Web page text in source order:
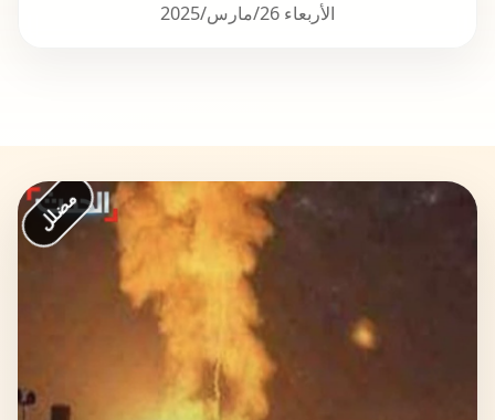
الأربعاء 26/مارس/2025
مضلل